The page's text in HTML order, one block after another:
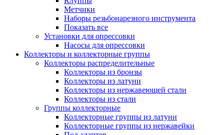
Метчики
Наборы резьбонарезного инструмента
Показать все
Установки для опрессовки
Насосы для опрессовки
Коллекторы и коллекторные группы
Коллекторы распределительные
Коллекторы из бронзы
Коллекторы из латуни
Коллекторы из нержавеющей стали
Коллекторы из стали
Группы коллекторные
Коллекторные группы из латуни
Коллекторные группы из нержавейки